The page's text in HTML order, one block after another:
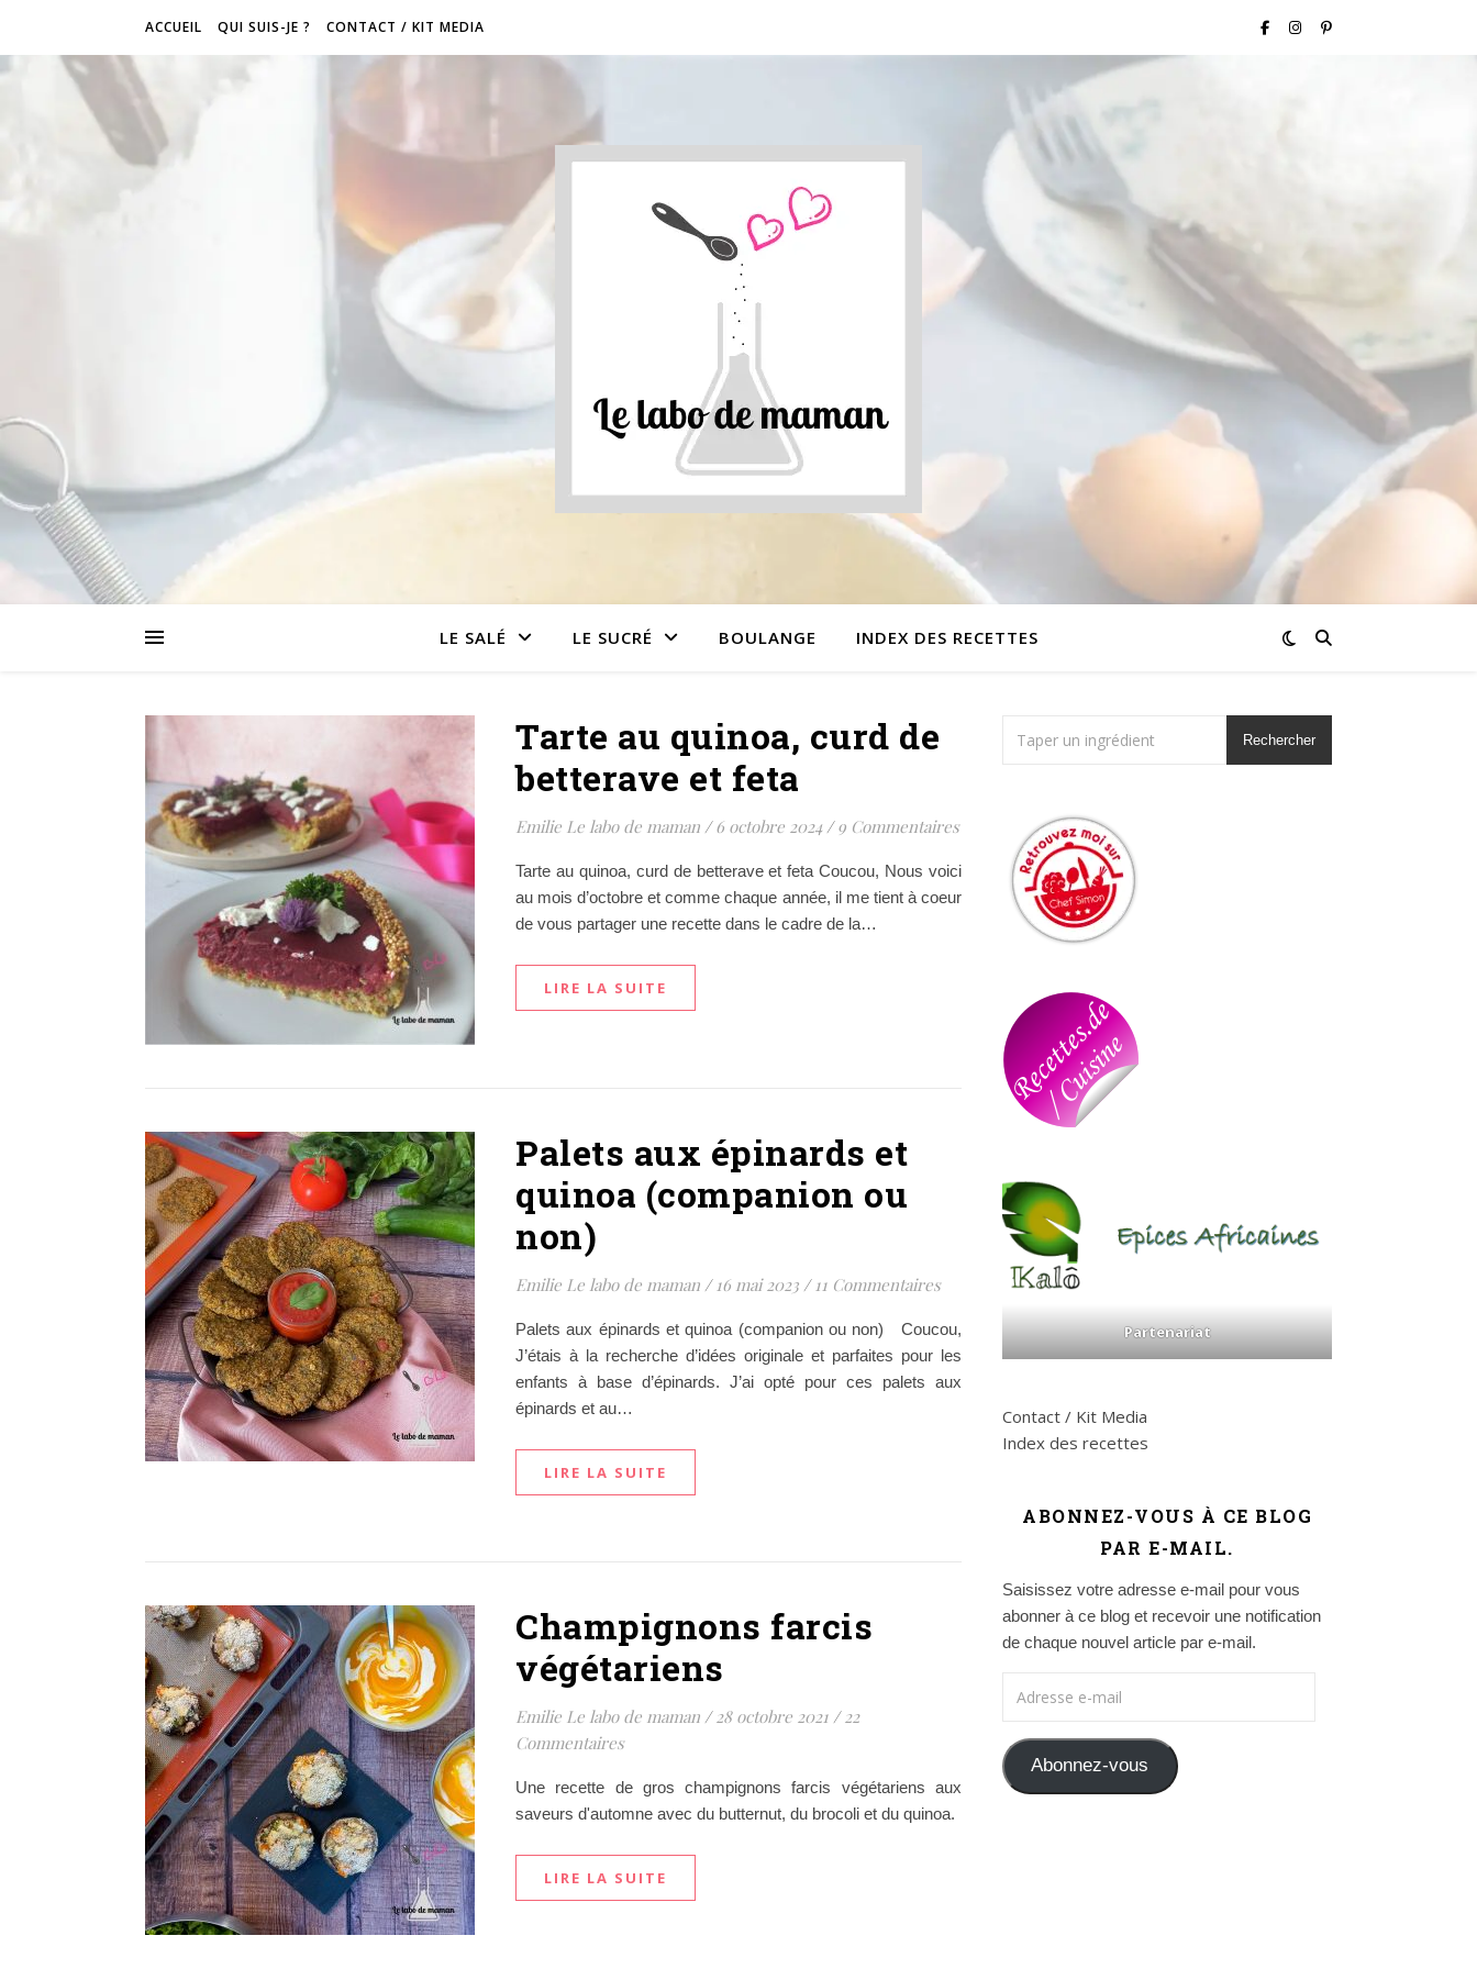
ACCUEIL QUI SUIS-JE ? CONTACT / KIT MEDIA
LE SALÉ LE SUCRÉ BOULANGE INDEX DES RECETTES
Tarte au quinoa, curd de
betterave et feta
Emilie Le labo de maman / 6 octobre 2024 / 9 Commentaires
Tarte au quinoa, curd de betterave et feta Coucou, Nous voici
au mois d’octobre et comme chaque année, il me tient à coeur
de vous partager une recette dans le cadre de la…
LIRE LA SUITE
Palets aux épinards et
quinoa (companion ou
non)
Emilie Le labo de maman / 16 mai 2023 / 11 Commentaires
Palets aux épinards et quinoa (companion ou non) Coucou,
J’étais à la recherche d’idées originale et parfaites pour les
enfants à base d’épinards. J’ai opté pour ces palets aux
épinards et au…
LIRE LA SUITE
Champignons farcis
végétariens
Emilie Le labo de maman / 28 octobre 2021 / 22
Commentaires
Une recette de gros champignons farcis végétariens aux
saveurs d'automne avec du butternut, du brocoli et du quinoa.
LIRE LA SUITE
Rechercher
Partenariat
Contact / Kit Media
Index des recettes
ABONNEZ-VOUS À CE BLOG
PAR E-MAIL.
Saisissez votre adresse e-mail pour vous
abonner à ce blog et recevoir une notification
de chaque nouvel article par e-mail.
Abonnez-vous